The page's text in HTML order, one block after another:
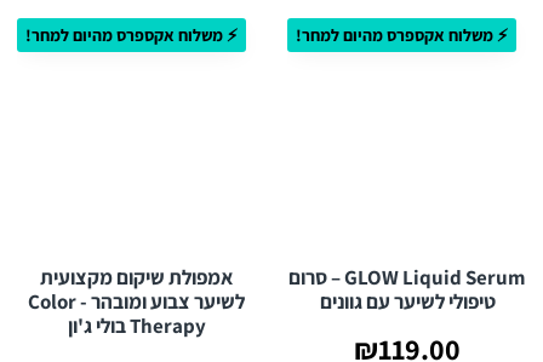
⚡ משלוח אקספרס מהיום למחר!
GLOW Liquid Serum – סרום
טיפולי לשיער עם גוונים
₪119.00
⚡ משלוח אקספרס מהיום למחר!
אמפולת שיקום מקצועית
לשיער צבוע ומובהר - Color
Therapy בולי ג'ון